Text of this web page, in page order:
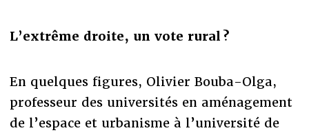
L’extrême droite, un vote rural ?
En quelques figures, Olivier Bouba-Olga,
professeur des universités en aménagement
de l’espace et urbanisme à l’université de